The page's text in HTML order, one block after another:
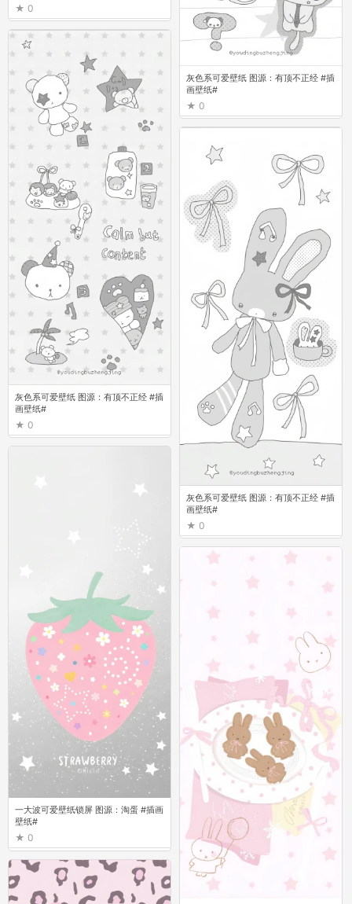
灰色系可爱壁纸 图源：有顶不正经 #插
画壁纸#
0
灰色系可爱壁纸 图源：有顶不正经 #插
画壁纸#
0
一大波可爱壁纸锁屏 图源：淘蛋 #插画
壁纸#
0
0
灰色系可爱壁纸 图源：有顶不正经 #插
画壁纸#
0